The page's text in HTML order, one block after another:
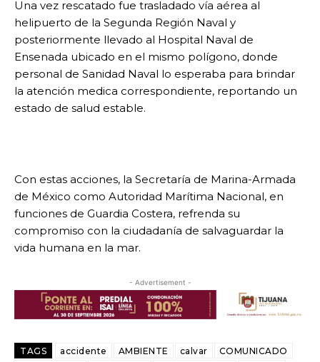
Una vez rescatado fue trasladado vía aérea al
helipuerto de la Segunda Región Naval y
posteriormente llevado al Hospital Naval de
Ensenada ubicado en el mismo polígono, donde
personal de Sanidad Naval lo esperaba para brindar
la atención medica correspondiente, reportando un
estado de salud estable.
Con estas acciones, la Secretaría de Marina-Armada
de México como Autoridad Marítima Nacional, en
funciones de Guardia Costera, refrenda su
compromiso con la ciudadanía de salvaguardar la
vida humana en la mar.
- Advertisement -
TAGS accidente AMBIENTE calvar
COMUNICADO